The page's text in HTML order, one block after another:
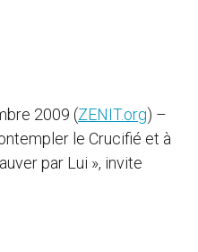
2009 (ZENIT.org) –
le Crucifié et à
par Lui », invite